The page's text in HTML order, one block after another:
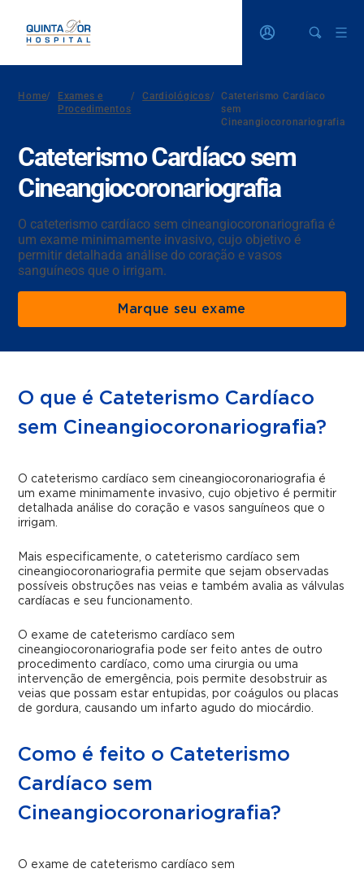
Home/
Exames e
Procedimentos
/ Cardiológicos/
Cateterismo Cardíaco
sem
Cineangiocoronariografia
Cateterismo Cardíaco sem
Cineangiocoronariografia
O cateterismo cardíaco sem cineangiocoronariografia é
um exame minimamente invasivo, cujo objetivo é
permitir detalhada análise do coração e vasos
sanguíneos que o irrigam.
Marque seu exame
O que é Cateterismo Cardíaco
sem Cineangiocoronariografia?
O cateterismo cardíaco sem cineangiocoronariografia é
um exame minimamente invasivo, cujo objetivo é permitir
detalhada análise do coração e vasos sanguíneos que o
irrigam.
Mais especificamente, o cateterismo cardíaco sem
cineangiocoronariografiapermite que sejam observadas
possíveis obstruções nas veias e também avalia as válvulas
cardíacas e seu funcionamento.
O exame de cateterismo cardíaco sem
cineangiocoronariografiapode ser feito antes de outro
procedimento cardíaco, como uma cirurgia ou uma
intervenção de emergência, pois permite desobstruir as
veias que possam estar entupidas, por coágulos ou placas
de gordura, causando um infarto agudo do miocárdio.
Como é feito o Cateterismo
Cardíaco sem
Cineangiocoronariografia?
O exame de cateterismo cardíaco sem